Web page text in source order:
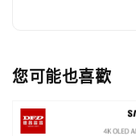
您可能也喜歡